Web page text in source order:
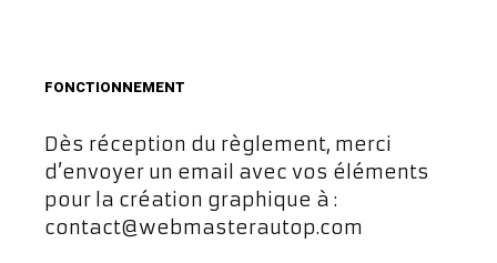
FONCTIONNEMENT
Dès réception du règlement, merci
d’envoyer un email avec vos éléments
pour la création graphique à :
contact@webmasterautop.com